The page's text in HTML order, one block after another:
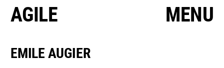
AGILE MENU
EMILE AUGIER